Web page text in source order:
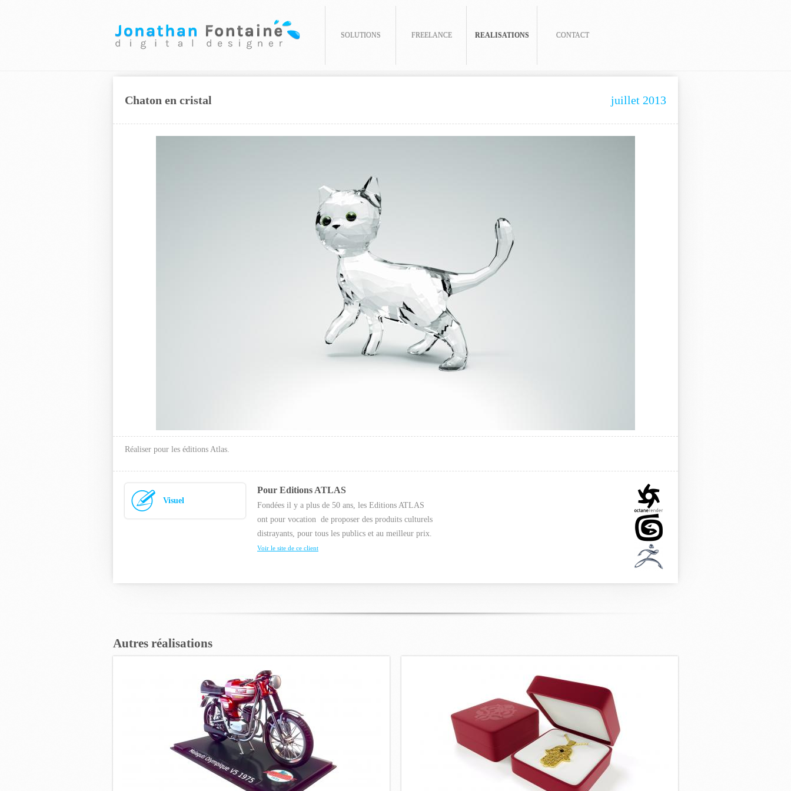
SOLUTIONS FREELANCE REALISATIONS CONTACT
Chaton en cristal juillet 2013
Réaliser pour les éditions Atlas.
Visuel
Pour Editions ATLAS
Fondées il y a plus de 50 ans, les Editions ATLAS
ont pour vocation de proposer des produits culturels
distrayants, pour tous les publics et au meilleur prix.
Voir le site de ce client
Autres réalisations